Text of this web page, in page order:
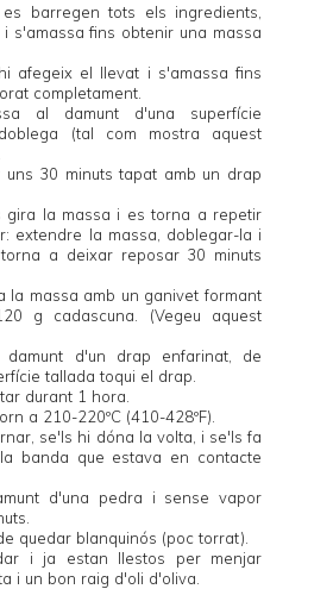
barregen tots els ingredients,
s'amassa fins obtenir una massa
afegeix el llevat i s'amassa fins
completament.
al damunt d'una superfície
(tal com mostra aquest
uns 30 minuts tapat amb un drap
gira la massa i es torna a repetir
extendre la massa, doblegar-la i
a deixar reposar 30 minuts
la massa amb un ganivet formant
g cadascuna. (Vegeu aquest
damunt d'un drap enfarinat, de
tallada toqui el drap.
durant 1 hora.
a 210-220ºC (410-428ºF).
se'ls hi dóna la volta, i se'ls fa
banda que estava en contacte
d'una pedra i sense vapor
quedar blanquinós (poc torrat).
i ja estan llestos per menjar
i un bon raig d'oli d'oliva.